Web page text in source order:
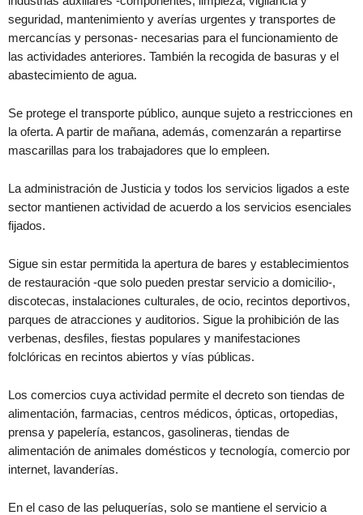
seguridad, mantenimiento y averías urgentes y transportes de
mercancías y personas- necesarias para el funcionamiento de
las actividades anteriores. También la recogida de basuras y el
abastecimiento de agua.
Se protege el transporte público, aunque sujeto a restricciones en
la oferta. A partir de mañana, además, comenzarán a repartirse
mascarillas para los trabajadores que lo empleen.
La administración de Justicia y todos los servicios ligados a este
sector mantienen actividad de acuerdo a los servicios esenciales
fijados.
Sigue sin estar permitida la apertura de bares y establecimientos
de restauración -que solo pueden prestar servicio a domicilio-,
discotecas, instalaciones culturales, de ocio, recintos deportivos,
parques de atracciones y auditorios. Sigue la prohibición de las
verbenas, desfiles, fiestas populares y manifestaciones
folclóricas en recintos abiertos y vías públicas.
Los comercios cuya actividad permite el decreto son tiendas de
alimentación, farmacias, centros médicos, ópticas, ortopedias,
prensa y papelería, estancos, gasolineras, tiendas de
alimentación de animales domésticos y tecnología, comercio por
internet, lavanderías.
En el caso de las peluquerías, solo se mantiene el servicio a